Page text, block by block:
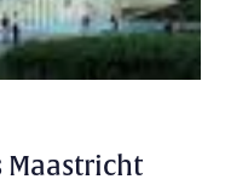
Maastricht